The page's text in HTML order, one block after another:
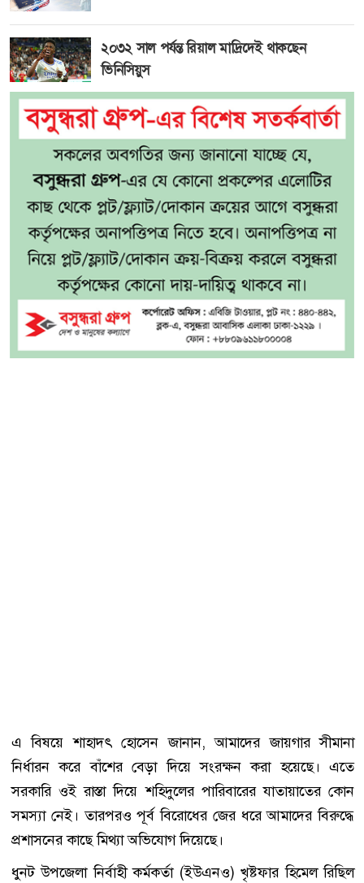
২০৩২ সাল পর্যন্ত রিয়াল মাদ্রিদেই থাকছেন
ভিনিসিয়ুস
এ বিষয়ে শাহাদৎ হোসেন জানান, আমাদের জায়গার সীমানা
নির্ধারন করে বাঁশের বেড়া দিয়ে সংরক্ষন করা হয়েছে। এতে
সরকারি ওই রাস্তা দিয়ে শহিদুলের পারিবারের যাতায়াতের কোন
সমস্যা নেই। তারপরও পূর্ব বিরোধের জের ধরে আমাদের বিরুদ্ধে
প্রশাসনের কাছে মিথ্যা অভিযোগ দিয়েছে।
ধুনট উপজেলা নির্বাহী কর্মকর্তা (ইউএনও) খৃষ্টফার হিমেল রিছিল